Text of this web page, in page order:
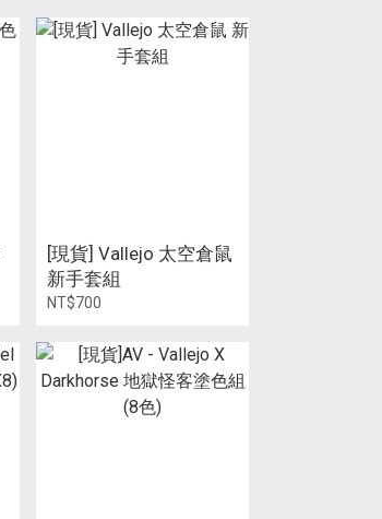
[現貨] Vallejo 太空倉鼠
新手套組
NT$700